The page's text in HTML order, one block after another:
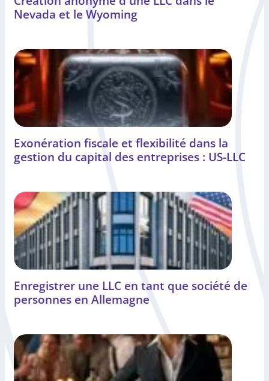
Nevada et le Wyoming
Exonération fiscale et flexibilité dans la
gestion du capital des entreprises : US-LLC
Enregistrer une LLC en tant que société de
personnes en Allemagne